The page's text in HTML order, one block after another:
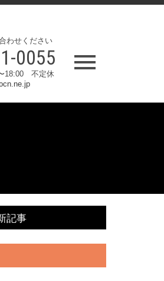
わせください
0055
18:00 不定休
記事